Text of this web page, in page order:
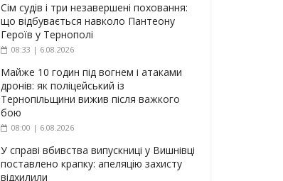
Сім судів і три незавершені поховання:
що відбувається навколо Пантеону
Героїв у Тернополі
08:33 | 6.08.2026
Майже 10 годин під вогнем і атаками
дронів: як поліцейський із
Тернопільщини вижив після важкого
бою
08:00 | 6.08.2026
У справі вбивства випускниці у Вишнівці
поставлено крапку: апеляцію захисту
відхилили